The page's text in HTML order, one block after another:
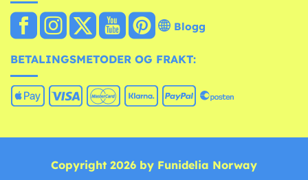
Blogg
BETALINGSMETODER OG FRAKT:
Copyright 2026 by Funidelia Norway